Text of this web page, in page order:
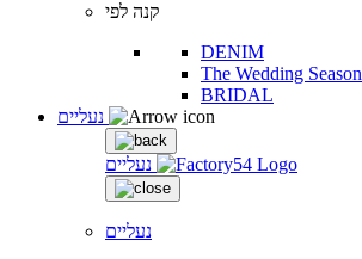
קנה לפי
DENIM
The Wedding Season
BRIDAL
נעליים
נעליים